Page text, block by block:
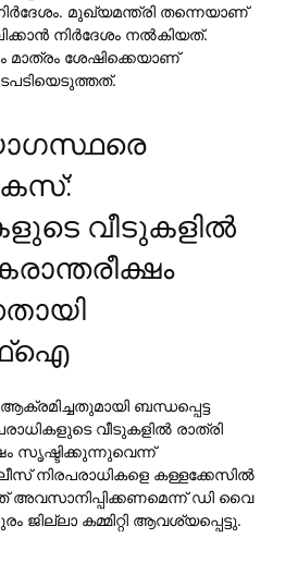
മുഖ്യമന്ത്രി തന്നെയാണ്
നിര്‍ദേശം നല്‍കിയത്.
മാത്രം ശേഷിക്കെയാണ്
വീടുകളില്‍
ബന്ധപ്പെട്ട
വീടുകളില്‍ രാത്രി
സൃഷ്ടിക്കുന്നുവെന്ന്
കള്ളക്കേസില്‍
അവസാനിപ്പിക്കണമെന്ന് ഡി വൈ
കമ്മിറ്റി ആവശ്യപ്പെട്ടു.